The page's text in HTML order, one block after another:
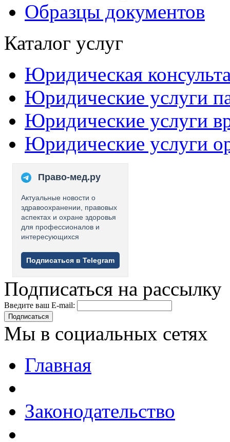
Образцы документов
Каталог услуг
Юридическая
Юридические услуги
Юридические услуги
Юридические услуги
Право-мед.ру
Актуальные новости о
здравоохранении, правовых
аспектах и охране здоровья
для профессионалов и
интересующихся
Подписаться в Telegram
Подписаться на рассылку
Введите ваш E-mail:
Подписаться
Мы в социальных сетях
Главная
Законодательство